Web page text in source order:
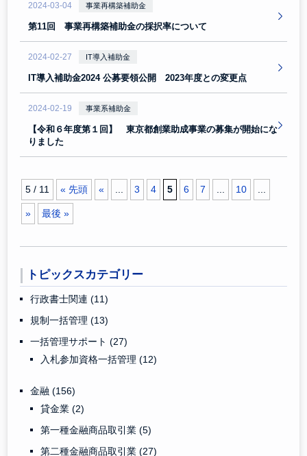
2024-03-04 事業再構築補助金
第11回 事業再構築補助金の採択率について
2024-02-27 IT導入補助金
IT導入補助金2024 公募要領公開 2023年度との変更点
2024-02-19 事業系補助金
【令和６年度第１回】 東京都創業助成事業の募集が開始にな
りました
5 / 11 « 先頭 « ... 3 4 5 6 7 ... 10 ...
» 最後 »
トピックスカテゴリー
行政書士関連(11)
規制一括管理(13)
一括管理サポート(27)
入札参加資格一括管理(12)
金融(156)
貸金業(2)
第一種金融商品取引業(5)
第二種金融商品取引業(27)